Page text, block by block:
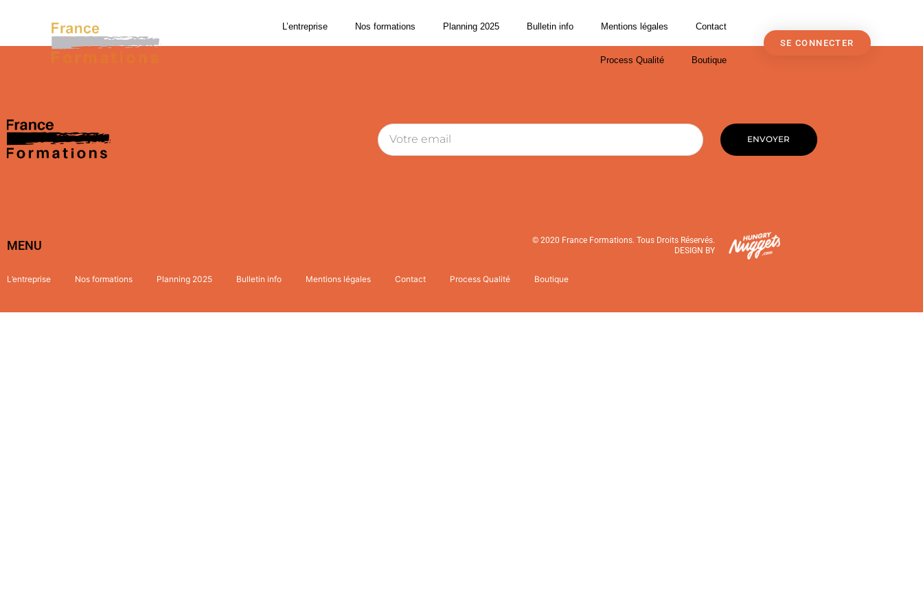
L’entreprise Nos formations Planning 2025 Bulletin info Mentions légales Contact
Process Qualité Boutique
SE CONNECTER
ENVOYER
MENU
© 2020 France Formations. Tous Droits Réservés.
DESIGN BY
L’entreprise Nos formations Planning 2025 Bulletin info Mentions légales Contact Process Qualité Boutique